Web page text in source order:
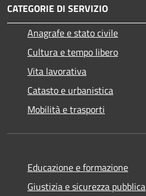
CATEGORIE DI SERVIZIO
Anagrafe e stato civile
Cultura e tempo libero
Vita lavorativa
Catasto e urbanistica
Mobilità e trasporti
Educazione e formazione
Giustizia e sicurezza pubblica